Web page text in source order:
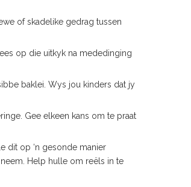
of skadelike gedrag tussen
op die uitkyk na mededinging
baklei. Wys jou kinders dat jy
Gee elkeen kans om te praat
dit op ‘n gesonde manier
Help hulle om reëls in te